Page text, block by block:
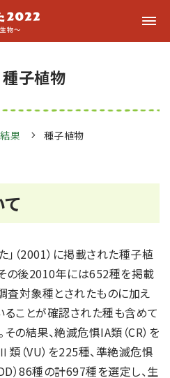
種子植物
果 種子植物
」（2001）に掲載された種子植
の後2010年には652種を掲載
査対象種とされたものに加え
ることが確認された種も含めて
の結果、絶滅危惧IA類（CR）を
類（VU）を225種、準絶滅危惧
）86種の計697種を選定し、生